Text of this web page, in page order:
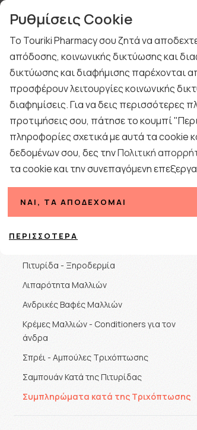
ΔΩΡΑ ΓΙΑ ΑΝΔΡΕΣ
ΠΡΟΤΑΣΕΙΣ ΔΩΡΩΝ
BLOG
ΕΠΟΧΙΑΚΑ ΦΑΡΜΑΚΕΙΟ
Κατηγορίες
Πιτυρίδα - Ξηροδερμία
Λιπαρότητα Μαλλιών
Ανδρικές Βαφές Μαλλιών
Κρέμες Μαλλιών - Conditioners για τον
άνδρα
Σπρέι - Αμπούλες Τριχόπτωσης
Σαμπουάν Κατά της Πιτυρίδας
Συμπληρώματα κατά της Τριχόπτωσης
Ρυθμίσεις Cookie
Το Touriki Pharmacy σου ζητά να
απόδοσης, κοινωνικής δικτύωσης και
δικτύωσης και διαφήμισης παρέχονται
προσφέρουν λειτουργίες κοινωνικής
διαφημίσεις. Για να δεις περισσότερες
προτιμήσεις σου, πάτησε το κουμπί
πληροφορίες σχετικά με αυτά τα cookie
δεδομένων σου, δες τηνΠολιτική
τα cookie και την συνεπαγόμενη
ΝΑΙ, ΤΑ ΑΠΟΔΈΧΟΜΑΙ
ΠΕΡΙΣΣΌΤΕΡΑ